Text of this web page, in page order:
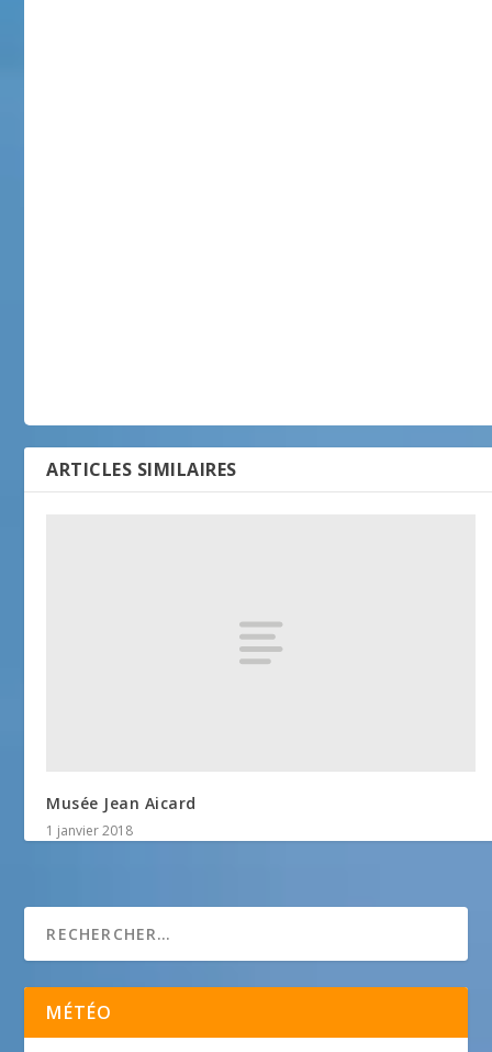
ARTICLES SIMILAIRES
Musée Jean Aicard
1 janvier 2018
MÉTÉO